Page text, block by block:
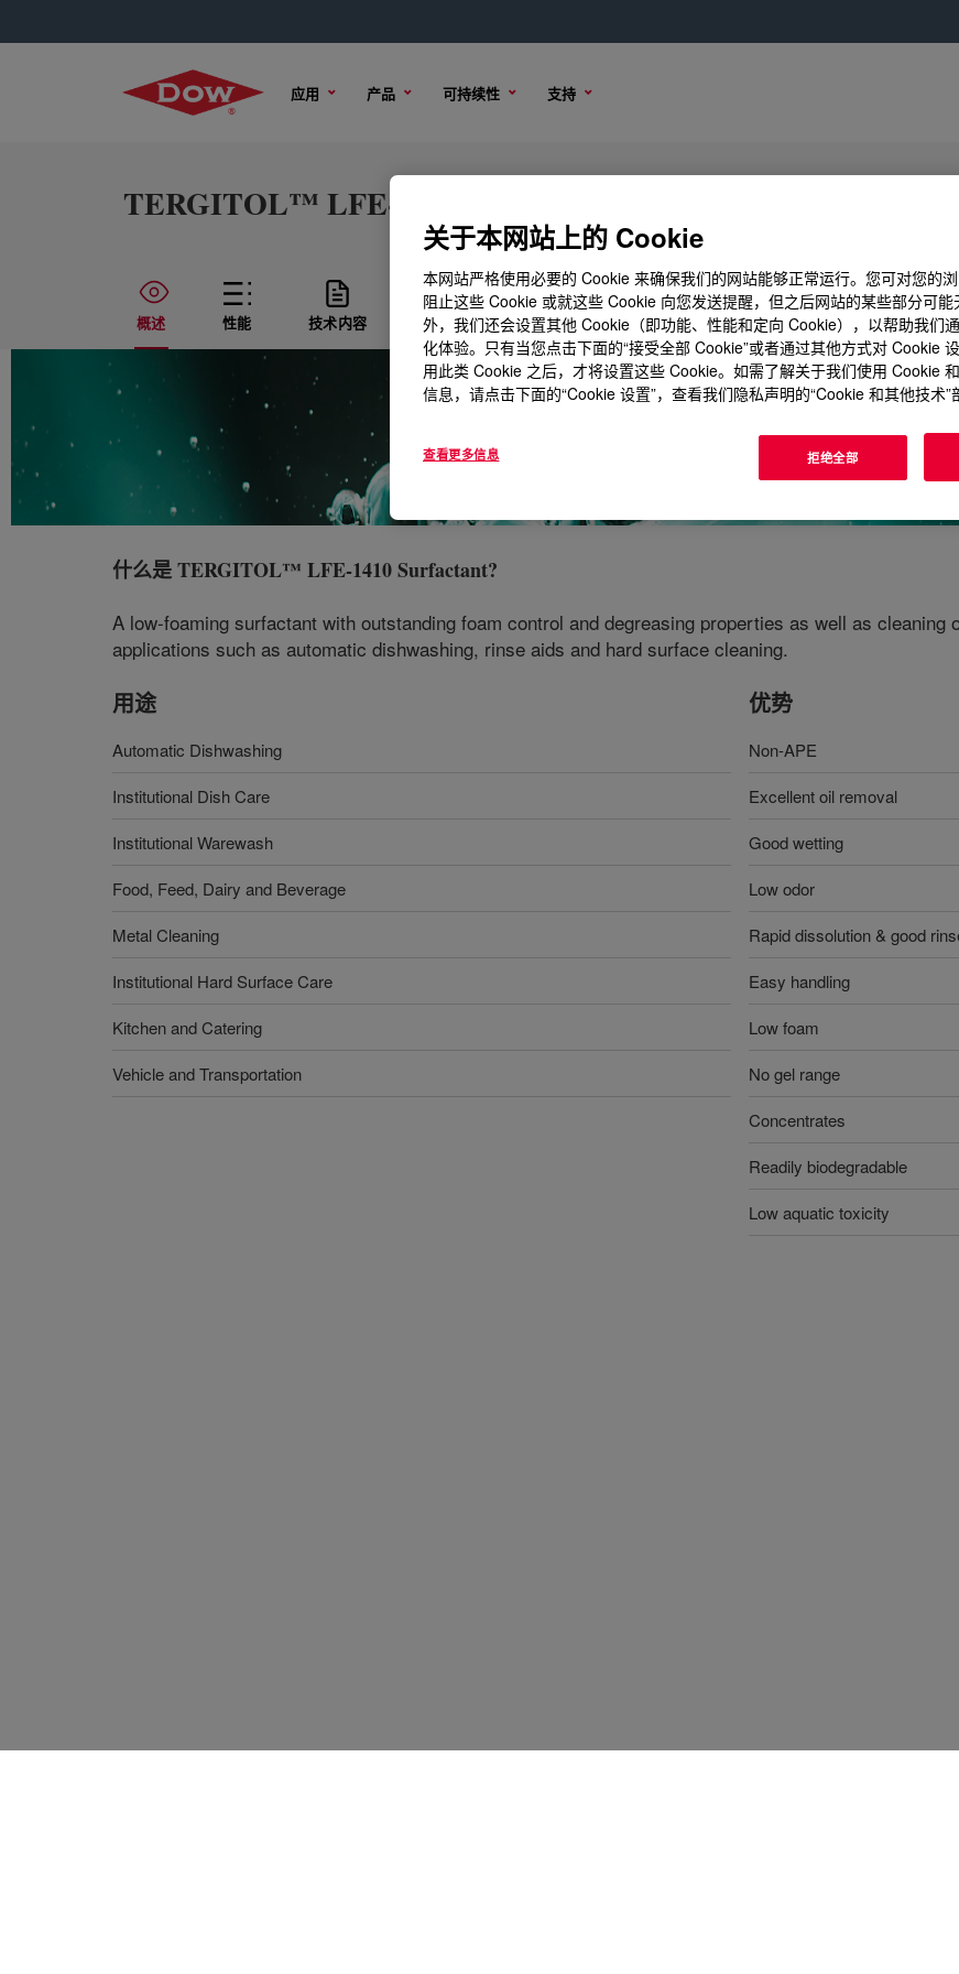
应用 产品 可持续性 支持
TERGITOL™ LFE-1410 Surfactant
概述 性能 技术内容 样品选项 购买选项
什么是TERGITOL™ LFE-1410 Surfactant?
A low-foaming surfactant with outstanding foam control and degreasing properties as well as
applications such as automatic dishwashing, rinse aids and hard surface cleaning.
用途
Automatic Dishwashing
Institutional Dish Care
Institutional Warewash
Food, Feed, Dairy and Beverage
Metal Cleaning
Institutional Hard Surface Care
Kitchen and Catering
Vehicle and Transportation
优势
Non-APE
Excellent oil removal
Good wetting
Low odor
Rapid dissolution & good
Easy handling
Low foam
No gel range
Concentrates
Readily biodegradable
Low aquatic toxicity
关于本网站上的 Cookie
本网站严格使用必要的 Cookie 来确保我们的网站能够正常运行。您可对您的
阻止这些 Cookie 或就这些 Cookie 向您发送提醒，但之后网站的某些部分可
外，我们还会设置其他 Cookie（即功能、性能和定向 Cookie），以帮助我们
化体验。只有当您点击下面的“接受全部 Cookie”或者通过其他方式对 Cookie
用此类 Cookie 之后，才将设置这些 Cookie。如需了解关于我们使用 Cookie
信息，请点击下面的“Cookie 设置”，查看我们隐私声明的“Cookie 和其他技术”
查看更多信息 拒绝全部